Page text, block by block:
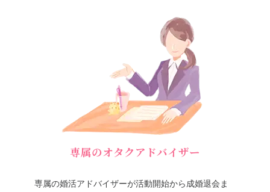
専属のオタクアドバイザー
専属の婚活アドバイザーが活動開始から成婚退会ま